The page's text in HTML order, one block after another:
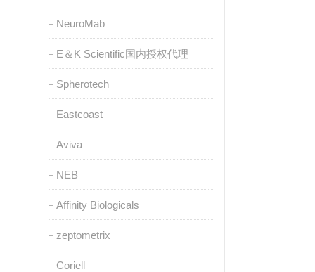
NeuroMab
E＆K Scientific国内授权代理
Spherotech
Eastcoast
Aviva
NEB
Affinity Biologicals
zeptometrix
Coriell